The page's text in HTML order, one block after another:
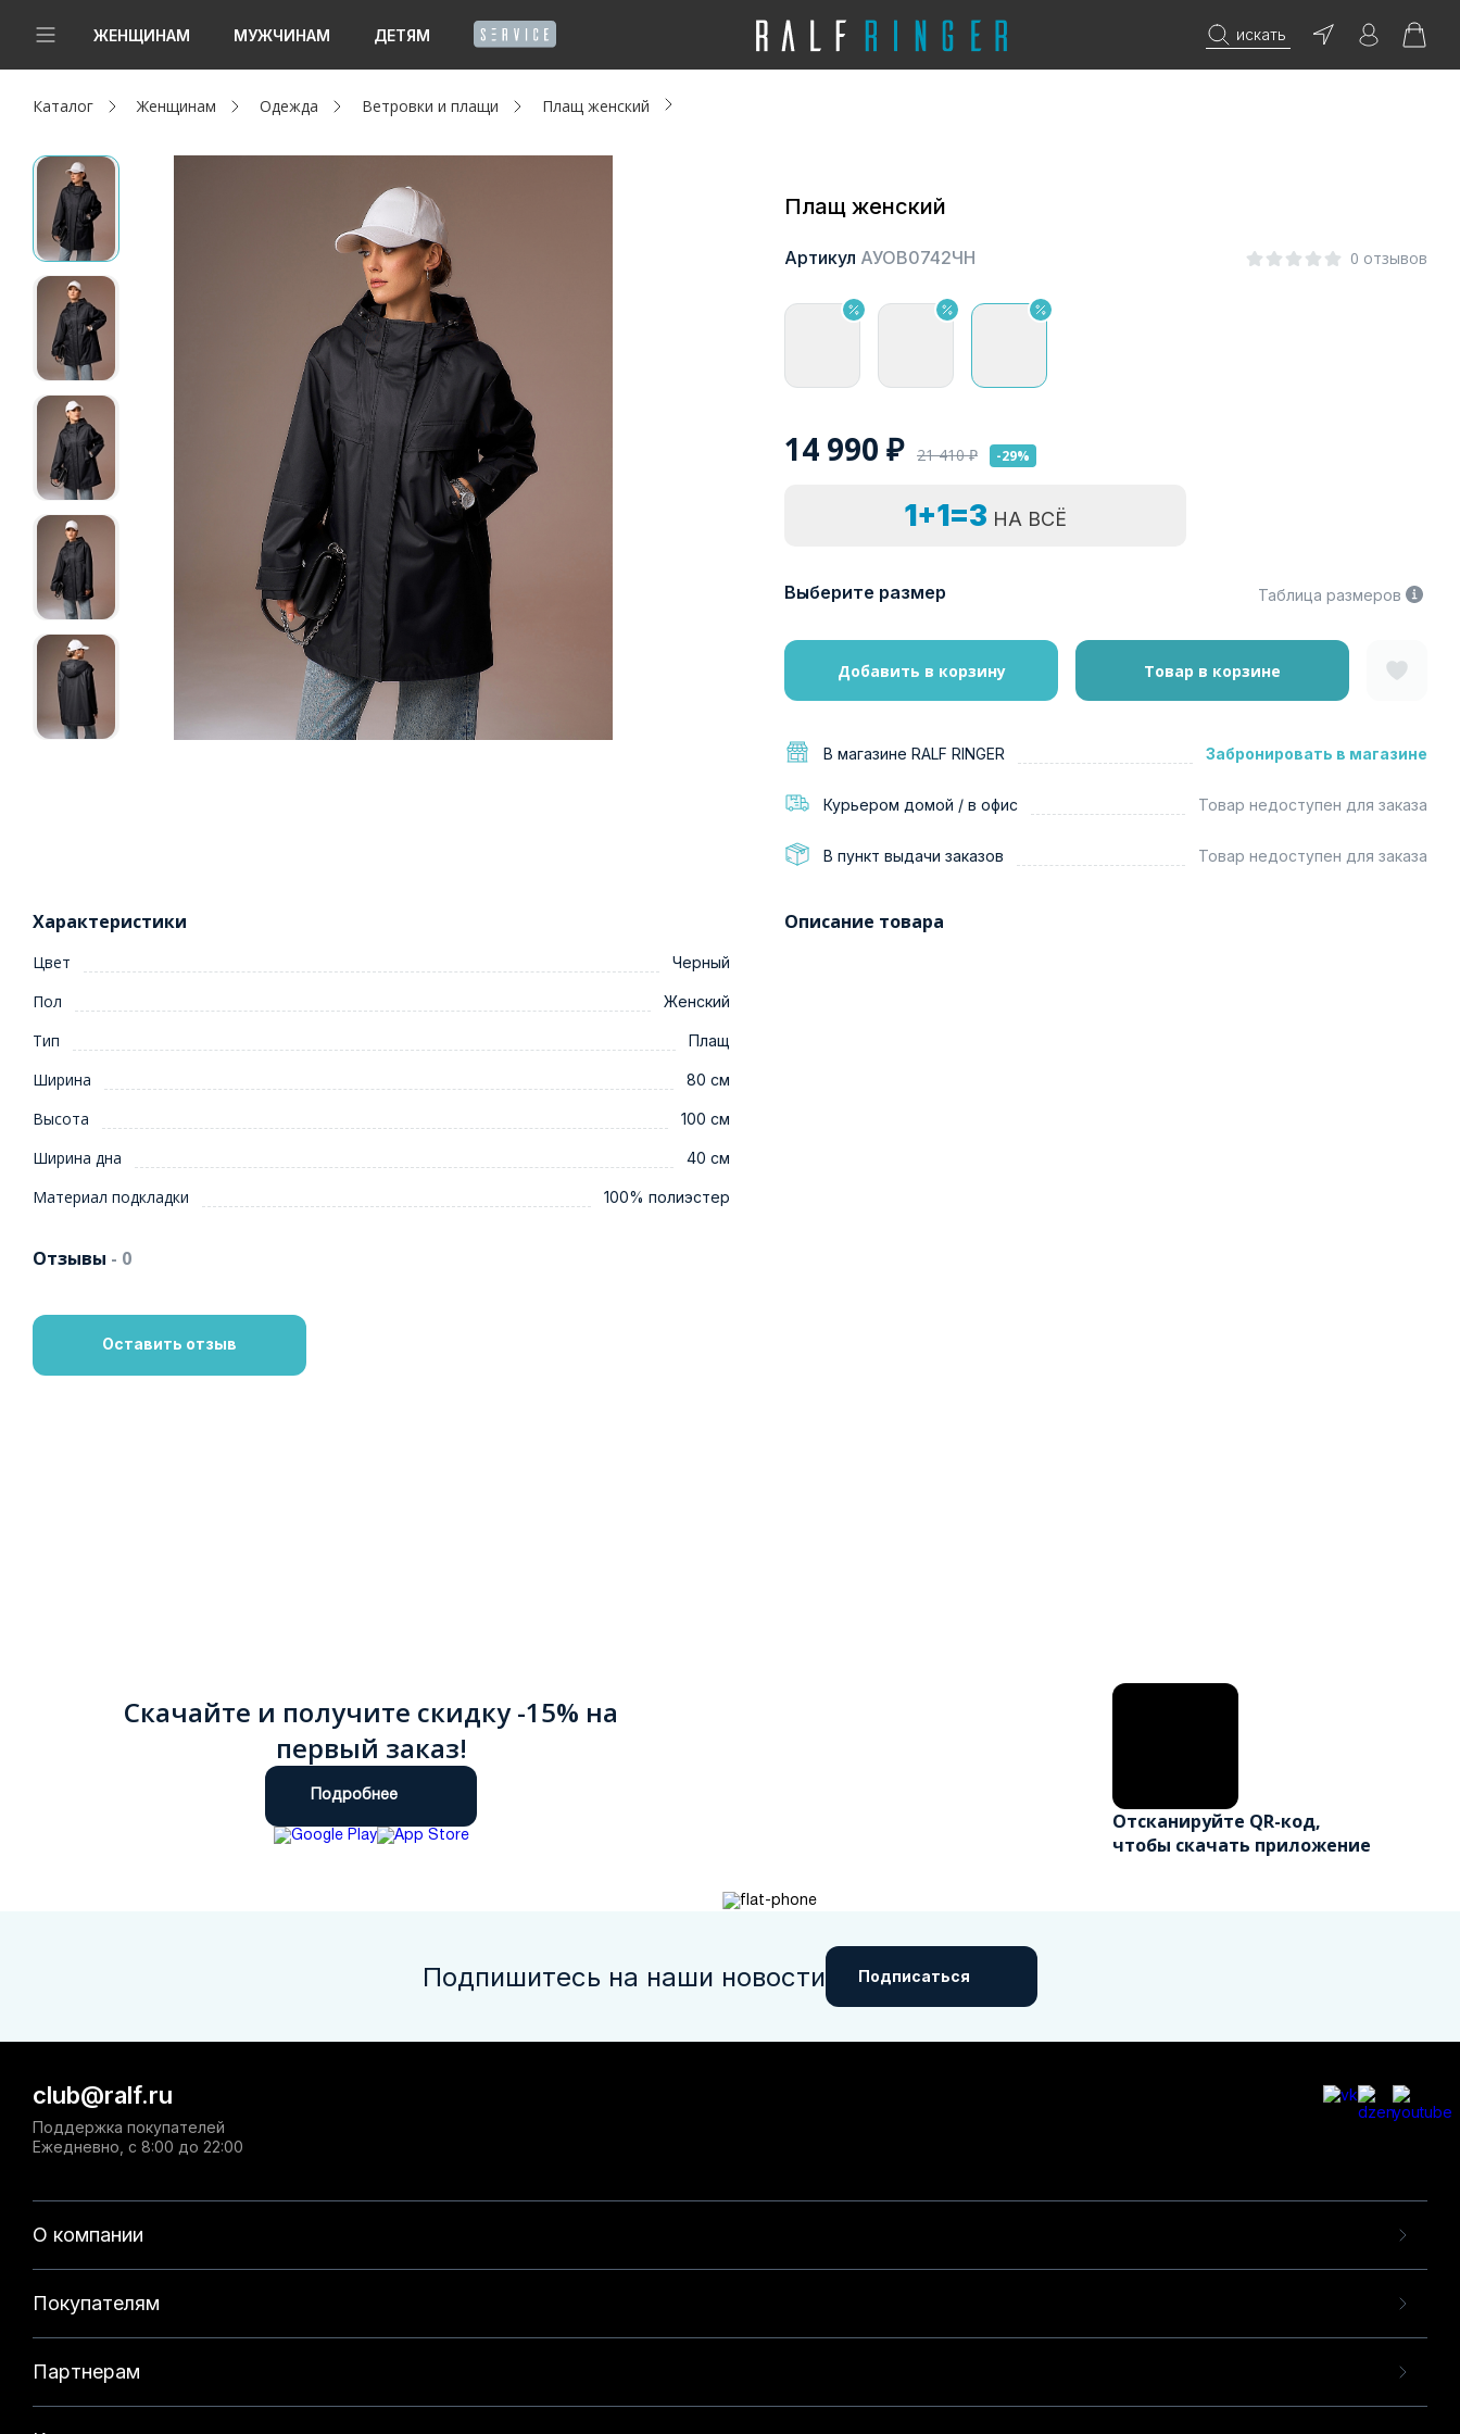
ЖЕНЩИНАМ МУЖЧИНАМ ДЕТЯМ искать
Новинки
Женщинам
Мужчинам
Детям
Капсула
Аутлет
Акции / Новости
Адреса магазинов
Каталог Женщинам Одежда Ветровки и плащи Плащ женский
Плащ женский
Артикул АУОВ0742ЧН 0 отзывов
14 990 ₽ 21 410₽ -29%
1+1=3 НА ВСЁ
Выберите размер Таблица размеров
Добавить в корзину Товар в корзине
В магазине RALF RINGER Забронировать в магазине
Курьером домой / в офис Товар недоступен для заказа
В пункт выдачи заказов Товар недоступен для заказа
Характеристики
Цвет Черный
Пол Женский
Тип Плащ
Ширина 80 см
Высота 100 см
Ширина дна 40 см
Материал подкладки 100% полиэстер
Описание товара
Отзывы - 0
Оставить отзыв
Скачайте и получите скидку -15% на
первый заказ!
Подробнее
Отсканируйте QR-код,
чтобы скачать приложение
Подпишитесь на наши новости Подписаться
О компании
Покупателям
Партнерам
club@ralf.ru
Поддержка покупателей
Ежедневно, с 8:00 до 22:00